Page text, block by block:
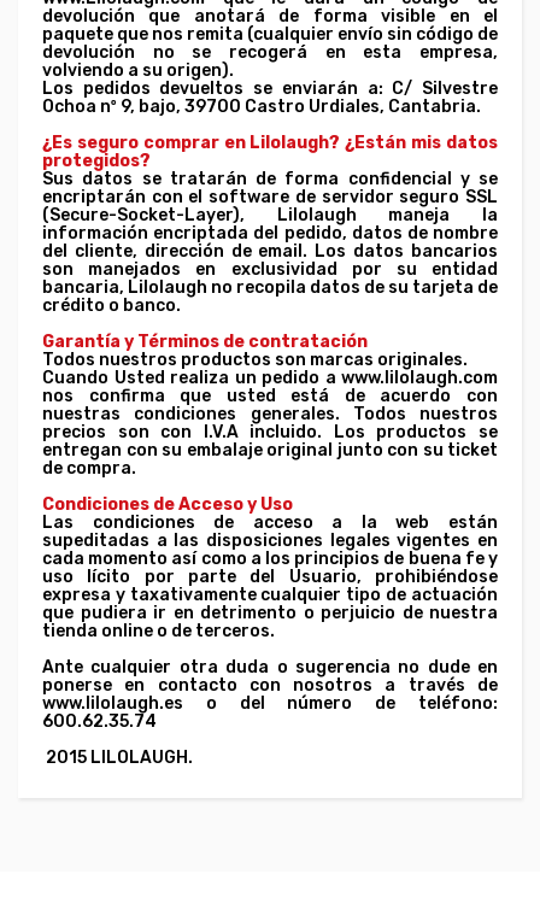
devolución que anotará de forma visible en el
paquete que nos remita (cualquier envío sin código de
devolución no se recogerá en esta empresa,
volviendo a su origen).
Los pedidos devueltos se enviarán a: C/ Silvestre
Ochoa nº 9, bajo, 39700 Castro Urdiales, Cantabria.
¿Es seguro comprar en Lilolaugh? ¿Están mis datos
protegidos?
Sus datos se tratarán de forma confidencial y se
encriptarán con el software de servidor seguro SSL
(Secure-Socket-Layer), Lilolaugh maneja la
información encriptada del pedido, datos de nombre
del cliente, dirección de email. Los datos bancarios
son manejados en exclusividad por su entidad
bancaria, Lilolaugh no recopila datos de su tarjeta de
crédito o banco.
Garantía y Términos de contratación
Todos nuestros productos son marcas originales.
Cuando Usted realiza un pedido a www.lilolaugh.com
nos confirma que usted está de acuerdo con
nuestras condiciones generales. Todos nuestros
precios son con I.V.A incluido. Los productos se
entregan con su embalaje original junto con su ticket
de compra.
Condiciones de Acceso y Uso
Las condiciones de acceso a la web están
supeditadas a las disposiciones legales vigentes en
cada momento así como a los principios de buena fe y
uso lícito por parte del Usuario, prohibiéndose
expresa y taxativamente cualquier tipo de actuación
que pudiera ir en detrimento o perjuicio de nuestra
tienda online o de terceros.
Ante cualquier otra duda o sugerencia no dude en
ponerse en contacto con nosotros a través de
www.lilolaugh.es o del número de teléfono:
600.62.35.74
2015 LILOLAUGH.